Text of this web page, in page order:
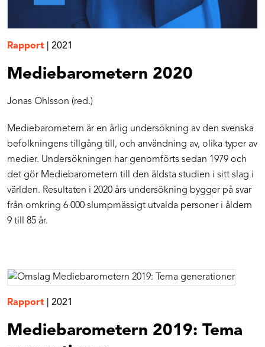
Rapport 2021
Mediebarometern 2020
Jonas Ohlsson (red.)
Mediebarometern är en årlig undersökning av den svenska
befolkningens tillgång till, och användning av, olika typer av
medier. Undersökningen har genomförts sedan 1979 och
det gör Mediebarometern till den äldsta studien i sitt slag i
världen. Resultaten i 2020 års undersökning bygger på svar
från omkring 6 000 slumpmässigt utvalda personer i åldern
9 till 85 år.
Rapport 2021
Mediebarometern 2019: Tema